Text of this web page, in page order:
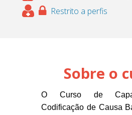
Restrito a perfis
Sobre o
O Curso de
Codificação de Causa